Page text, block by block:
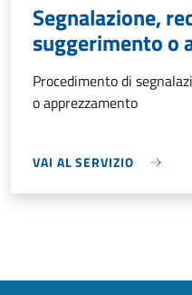
Segnalazione,
suggerimento o
Procedimento di
o apprezzamento
VAI AL SERVIZIO